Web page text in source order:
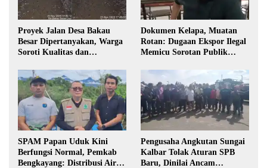
Proyek Jalan Desa Bakau
Besar Dipertanyakan, Warga
Soroti Kualitas dan
Pembangunan
Dokumen Kelapa, Muatan
Rotan: Dugaan Ekspor Ilegal
Memicu Sorotan Publik
SPAM Papan Uduk Kini
Berfungsi Normal, Pemkab
Bengkayang: Distribusi Air
Pengusaha Angkutan Sungai
Kalbar Tolak Aturan SPB
Baru, Dinilai Ancam